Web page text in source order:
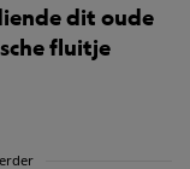
dit oude
fluitje